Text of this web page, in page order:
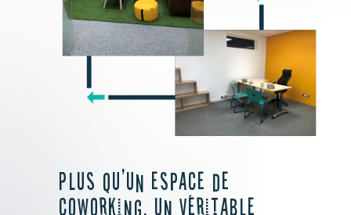
Plus qu'un espace de
coworking, un véritable